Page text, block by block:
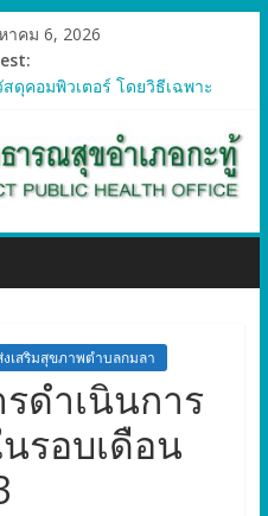
คม 6, 2026
ดุคอมพิวเตอร์ โดยวิธีเฉพาะ
วัสดุทางการแพทย์สำหรับ
ละภัยสุขภาพในแรงงานต่างด้าว
านบ้านงานครัว โดยวิธีเฉพาะ
เสริมสุขภาพตำบลกมลา
ดำเนินการ
รอบเดือน